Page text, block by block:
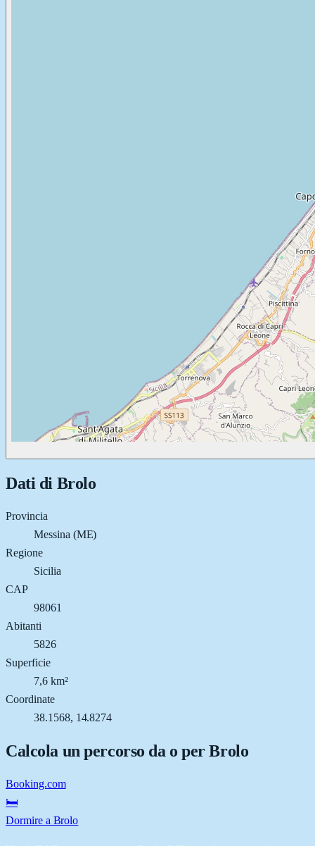
Dati di Brolo
Provincia
Messina (ME)
Regione
Sicilia
CAP
98061
Abitanti
5826
Superficie
7,6 km²
Coordinate
38.1568, 14.8274
Calcola un percorso da o perBrolo
Booking.com
🛏️
Dormire a Brolo